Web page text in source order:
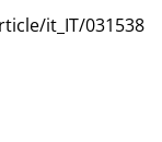
it_IT/031538